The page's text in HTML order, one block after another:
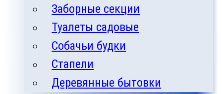
Заборные секции
Туалеты садовые
Собачьи будки
Стапели
Деревянные бытовки